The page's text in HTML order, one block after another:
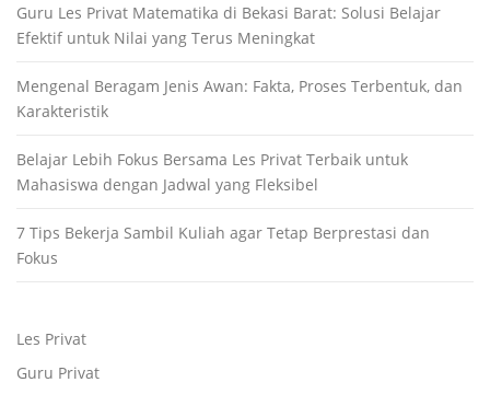
Guru Les Privat Matematika di Bekasi Barat: Solusi Belajar
Efektif untuk Nilai yang Terus Meningkat
Mengenal Beragam Jenis Awan: Fakta, Proses Terbentuk, dan
Karakteristik
Belajar Lebih Fokus Bersama Les Privat Terbaik untuk
Mahasiswa dengan Jadwal yang Fleksibel
7 Tips Bekerja Sambil Kuliah agar Tetap Berprestasi dan
Fokus
Les Privat
Guru Privat